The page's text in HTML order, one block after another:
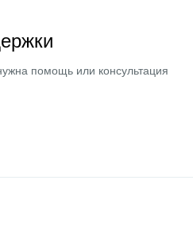
помощь или консультация